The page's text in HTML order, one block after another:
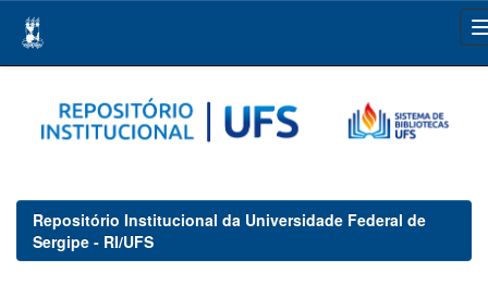
navigation
Repositório Institucional da Universidade Federal de
Sergipe - RI/UFS